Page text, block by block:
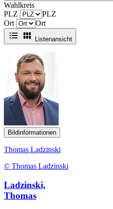
Wahlkreis
PLZ
PLZ
Ort
Ort
Listenansicht
Bildinformationen
Thomas Ladzinski
© Thomas Ladzinski
Ladzinski,
Thomas